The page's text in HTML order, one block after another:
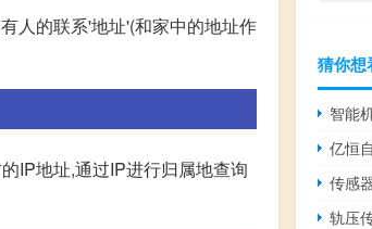
人的联系'地址'(和家中的地址作
IP地址,通过IP进行归属地查询
猜你想
智能
亿恒
传感
轨压